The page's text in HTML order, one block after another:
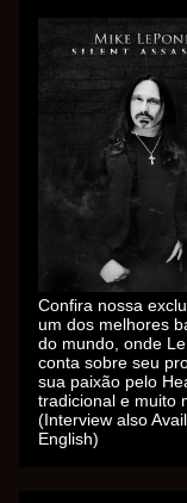
Confira nossa
um dos melhores
do mundo, onde
conta sobre seu
sua paixão pelo
tradicional e muito
(Interview also
English)